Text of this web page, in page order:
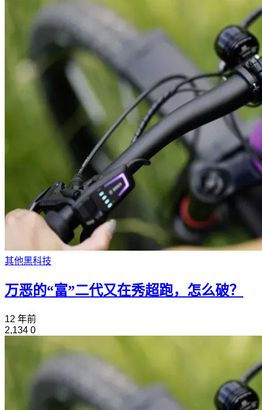
其他黑科技
万恶的“富”二代又在秀超跑，怎么破？
12 年前
2,134 0